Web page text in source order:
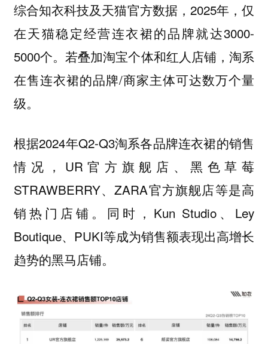
综合知衣科技及天猫官方数据，2025年，仅
在天猫稳定经营连衣裙的品牌就达3000-
5000个。若叠加淘宝个体和红人店铺，淘系
在售连衣裙的品牌/商家主体可达数万个量
级。
根据2024年Q2-Q3淘系各品牌连衣裙的销售
情况，UR官方旗舰店、黑色草莓
STRAWBERRY、ZARA官方旗舰店等是高
销热门店铺。同时，Kun Studio、Ley
Boutique、PUKI等成为销售额表现出高增长
趋势的黑马店铺。